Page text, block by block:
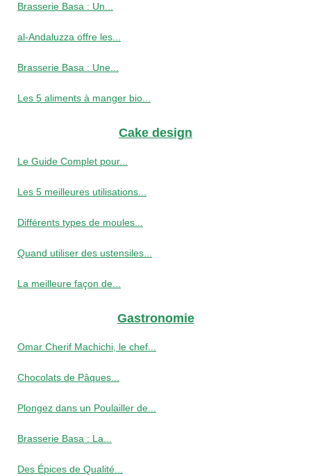
Brasserie Basa : Un...
al-Andaluzza offre les...
Brasserie Basa : Une...
Les 5 aliments à manger bio...
Cake design
Le Guide Complet pour...
Les 5 meilleures utilisations...
Différents types de moules...
Quand utiliser des ustensiles...
La meilleure façon de...
Gastronomie
Omar Cherif Machichi, le chef...
Chocolats de Pâques...
Plongez dans un Poulailler de...
Brasserie Basa : La...
Des Épices de Qualité...